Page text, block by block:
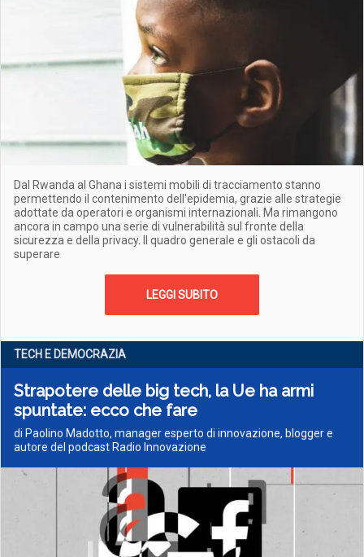
Dal Rwanda al Ghana i sistemi mobili di tracciamento stanno
permettendo il contenimento dell'epidemia, grazie alle strategie
adottate da operatori e organismi internazionali. Ma rimangono
ancora in campo una serie di vulnerabilità sul fronte della
sicurezza e della privacy. Il quadro generale e gli ostacoli da
superare
LEGGI SUBITO
TECH E DEMOCRAZIA
Strapotere delle big tech, la Ue ha armi
spuntate: ecco che fare
di Paolino Madotto, manager esperto di innovazione, blogger e
autore del podcast Radio Innovazione